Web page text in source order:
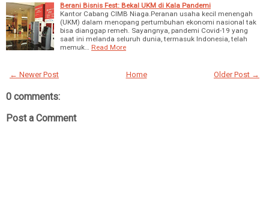
Berani Bisnis Fest: Bekal UKM di Kala Pandemi
Kantor Cabang CIMB Niaga.Peranan usaha kecil menengah
(UKM) dalam menopang pertumbuhan ekonomi nasional tak
bisa dianggap remeh. Sayangnya, pandemi Covid-19 yang
saat ini melanda seluruh dunia, termasuk Indonesia, telah
memuk…
Read More
← Newer Post Older Post →
Home
0 comments:
Post a Comment